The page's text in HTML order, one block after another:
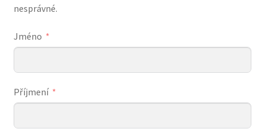
nesprávné.
Jméno
Příjmení